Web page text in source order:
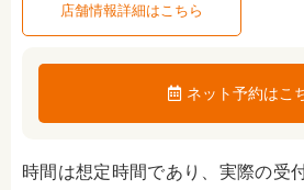
店舗情報詳細はこちら
ネット予約はこ
時間は想定時間であり、実際の受